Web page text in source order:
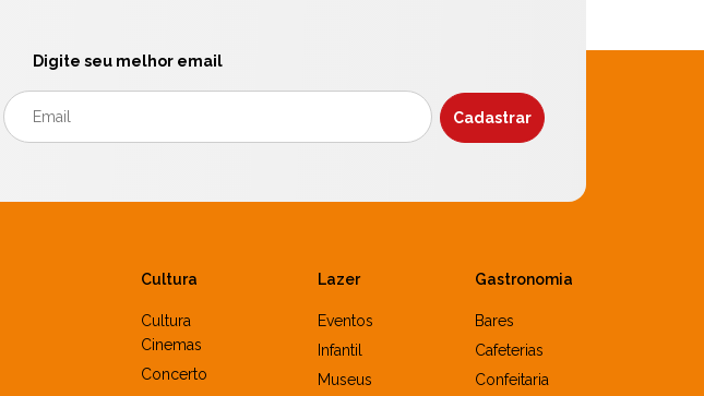
Digite seu melhor email
Cultura
Cultura
Cinemas
Concerto
Lazer
Eventos
Infantil
Museus
Gastronomia
Bares
Cafeterias
Confeitaria